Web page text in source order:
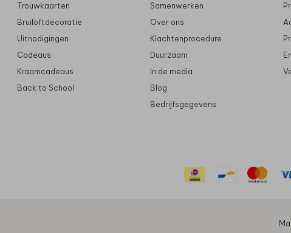
Trouwkaarten
Bruiloftdecoratie
Uitnodigingen
Cadeaus
Kraamcadeaus
Back to School
Samenwerken
Over ons
Klachtenprocedure
Duurzaam
In de media
Blog
Bedrijfsgegevens